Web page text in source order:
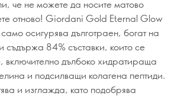
че не можете да носите матово
отново! Giordani Gold Eternal Glow
осигурява дълготраен, богат на
съдържа 84% съставки, които се
включително дълбоко хидратираща
и подсилващи колагена пептиди.
и изглажда, като подобрява